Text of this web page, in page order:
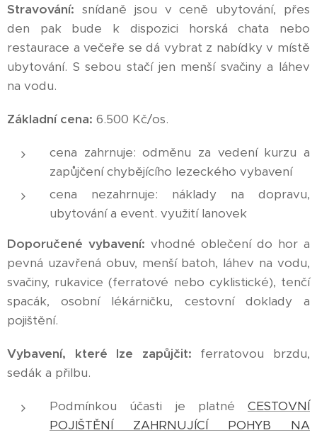
Stravování: snídaně jsou v ceně ubytování, přes
den pak bude k dispozici horská chata nebo
restaurace a večeře se dá vybrat z nabídky v místě
ubytování. S sebou stačí jen menší svačiny a láhev
na vodu.
Základní cena: 6.500 Kč/os.
cena zahrnuje: odměnu za vedení kurzu a
zapůjčení chybějícího lezeckého vybavení
cena nezahrnuje: náklady na dopravu,
ubytování a event. využití lanovek
Doporučené vybavení: vhodné oblečení do hor a
pevná uzavřená obuv, menší batoh, láhev na vodu,
svačiny, rukavice (ferratové nebo cyklistické), tenčí
spacák, osobní lékárničku, cestovní doklady a
pojištění.
Vybavení, které lze zapůjčit: ferratovou brzdu,
sedák a přilbu.
Podmínkou účasti je platné CESTOVNÍ
POJIŠTĚNÍ ZAHRNUJÍCÍ POHYB NA